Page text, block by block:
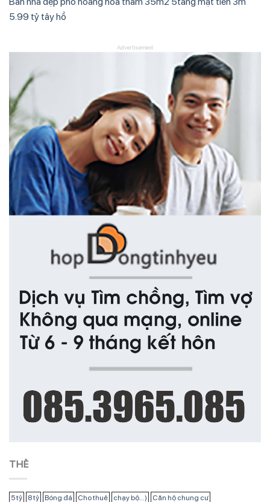
5.99 tỷ tây hồ
Advertisement
THẺ
5 tỷ 8 tỷ Bóng đá Cho thuê chạy bộ...)
Căn hộ chung cư